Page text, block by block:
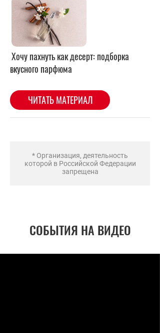
* Организация, деятельность
которой в Российской Федерации
запрещена
СОБЫТИЯ НА ВИДЕО